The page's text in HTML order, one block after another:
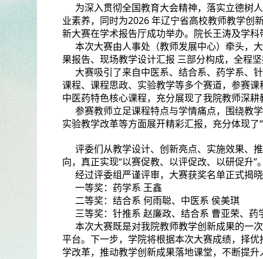
为深入贯彻全国教育大会精神，落实立德树
业素养，同时为2026 年辽宁省高校教师教学创
新大赛在学术报告厅成功举办。院长王涛及学
本次大赛由人事处（教师发展中心）牵头，
果报告、现场教学设计汇报 三部分构成，全程
大赛吸引了来自中医系、结合系、药学系、
课程、课程思政、实验教学等多个赛道，参赛
中医药特色核心课程，充分展现了我院教师深
参赛教师立足课程特点与学情痛点，围绕教
实验教学改革等方面展开精彩汇报，充分体现
评委们从教学设计、创新亮点、实施效果、
向，真正实现“以赛促教、以评促改、以研促升”
经过评委组严谨评审，大赛获奖名单正式揭
一等奖：药学系 王鑫
二等奖：结合系 何雨聪、中医系 侯美琪
三等奖：针推系 赵廉政、结合系 曹亚荣、药
本次大赛既是对我院教师教学创新成果的一
平台。下一步，学院将根据本次大赛成绩，择
学改革，推动教学创新成果落地课堂，不断提